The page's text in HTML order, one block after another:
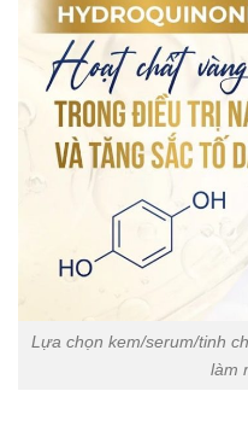
Lựa chọn kem/serum/tinh
làm